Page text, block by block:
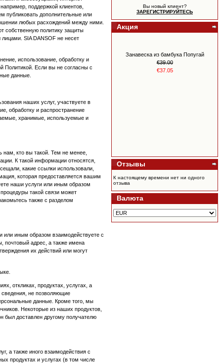
поддержкой клиентов,
публиковать дополнительные или
любых расхождений между ними.
собственную политику защиты
SIA DANSOF не несет
использование, обработку и
Политикой. Если вы не согласны с
данные.
наших услуг, участвуете в
обработку и распространение
хранимые, используемые и
нам, кто вы такой. Тем не менее,
К такой информации относятся,
какие ссылки использовали,
которая предоставляется вашим
наши услуги или иным образом
такой связи может
также с разделом
или иным образом взаимодействуете с
почтовый адрес, а также имена
их действий или могут
откликах, продуктах, услугах, а
не позволяющие
данные. Кроме того, мы
Некоторые из наших продуктов,
был доставлен другому получателю
а также иного взаимодействия с
продуктах и услугах (в том числе
Вы новый клиент?
ЗАРЕГИСТРИРУЙТЕСЬ
Акция
YL коллекция 30 терапевтических
масел Europe 30 Oil Collection
€550.00
Занавеска из бамбука Попугай
€39.00
€37.05
Отзывы
К настоящему времени нет ни одного
отзыва
Валюта